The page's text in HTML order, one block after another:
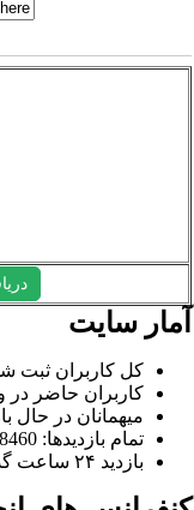
سایت
کل کاربران ثبت شده: 2011
کاربران حاضر در وبگاه: 0
میهمانان در حال بازدید: 2049
تمام بازدید‌ها: 28768460 بازدید
بازدید ۲۴ ساعت گذشته: 59990 بازدید